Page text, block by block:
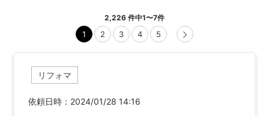
2,226 件中1〜7件
1 2 3 4 5
リフォマ
依頼日時：2024/01/28 14:16